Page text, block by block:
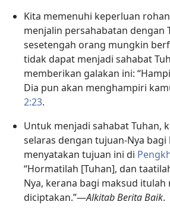
Kita memenuhi keperluan
menjalin persahabatan dengan
sesetengah orang mungkin
tidak dapat menjadi sahabat
memberikan galakan ini:
Dia pun akan menghampiri
2:23.
Untuk menjadi sahabat Tuhan,
selaras dengan tujuan-Nya bagi
menyatakan tujuan ini di
“Hormatilah [Tuhan], dan
Nya, kerana bagi maksud itulah
diciptakan.”​—Alkitab Berita Baik.